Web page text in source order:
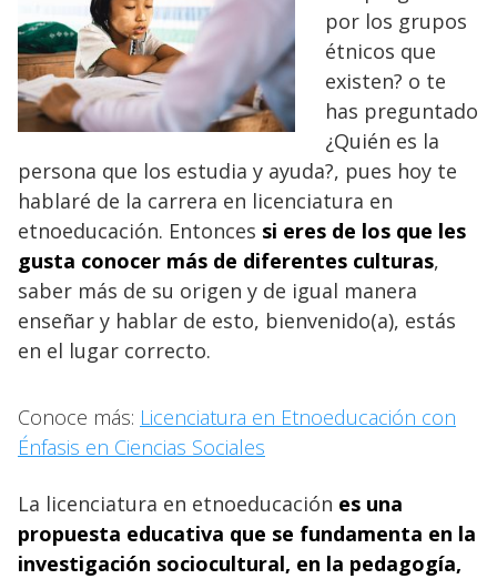
por los grupos
étnicos que
existen? o te
has preguntado
¿Quién es la
persona que los estudia y ayuda?, pues hoy te
hablaré de la carrera en licenciatura en
etnoeducación. Entonces si eres de los que les
gusta conocer más de diferentes culturas,
saber más de su origen y de igual manera
enseñar y hablar de esto, bienvenido(a), estás
en el lugar correcto.
Conoce más: Licenciatura en Etnoeducación con
Énfasis en Ciencias Sociales
La licenciatura en etnoeducación es una
propuesta educativa que se fundamenta en la
investigación sociocultural, en la pedagogía,